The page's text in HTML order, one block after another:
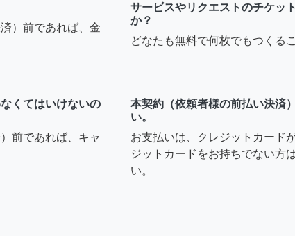
）前であれば、金
サービスやリクエストのチケッ
か？
どなたも無料で何枚でもつくる
くてはいけないの
前であれば、キャ
本契約（依頼者様の前払い決済
い。
お支払いは、クレジットカード
ジットカードをお持ちでない方
い。